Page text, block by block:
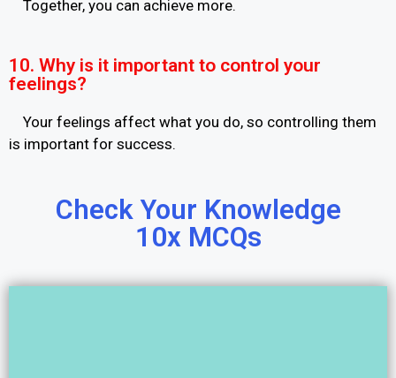
Together, you can achieve more.
10. Why is it important to control your
feelings?
Your feelings affect what you do, so controlling them
is important for success.
Check Your Knowledge
10x MCQs